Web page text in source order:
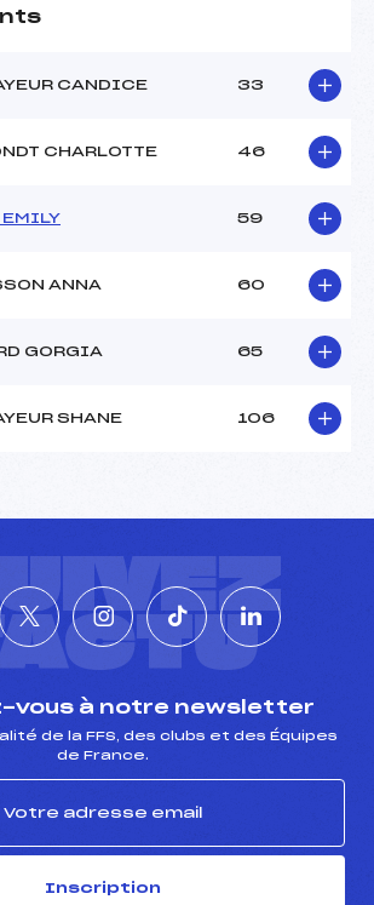
CANDICE 33
CHARLOTTE 46
EMILY 59
ANNA 60
GORGIA 65
SHANE 106
vous à notre newsletter
de la FFS, des clubs et des Équipes
de France.
Inscription